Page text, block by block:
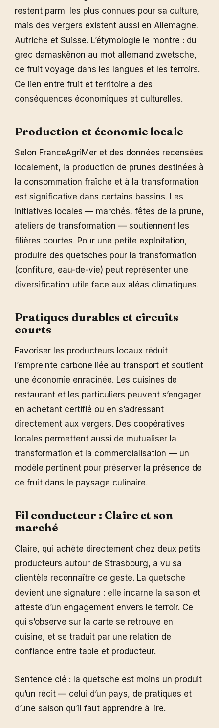
restent parmi les plus connues pour sa culture,
mais des vergers existent aussi en Allemagne,
Autriche et Suisse. L’étymologie le montre : du
grec damaskênon au mot allemand zwetsche,
ce fruit voyage dans les langues et les terroirs.
Ce lien entre fruit et territoire a des
conséquences économiques et culturelles.
Production et économie locale
Selon FranceAgriMer et des données recensées
localement, la production de prunes destinées à
la consommation fraîche et à la transformation
est significative dans certains bassins. Les
initiatives locales — marchés, fêtes de la prune,
ateliers de transformation — soutiennent les
filières courtes. Pour une petite exploitation,
produire des quetsches pour la transformation
(confiture, eau-de-vie) peut représenter une
diversification utile face aux aléas climatiques.
Pratiques durables et circuits
courts
Favoriser les producteurs locaux réduit
l’empreinte carbone liée au transport et soutient
une économie enracinée. Les cuisines de
restaurant et les particuliers peuvent s’engager
en achetant certifié ou en s’adressant
directement aux vergers. Des coopératives
locales permettent aussi de mutualiser la
transformation et la commercialisation — un
modèle pertinent pour préserver la présence de
ce fruit dans le paysage culinaire.
Fil conducteur : Claire et son
marché
Claire, qui achète directement chez deux petits
producteurs autour de Strasbourg, a vu sa
clientèle reconnaître ce geste. La quetsche
devient une signature : elle incarne la saison et
atteste d’un engagement envers le terroir. Ce
qui s’observe sur la carte se retrouve en
cuisine, et se traduit par une relation de
confiance entre table et producteur.
Sentence clé : la quetsche est moins un produit
qu’un récit — celui d’un pays, de pratiques et
d’une saison qu’il faut apprendre à lire.